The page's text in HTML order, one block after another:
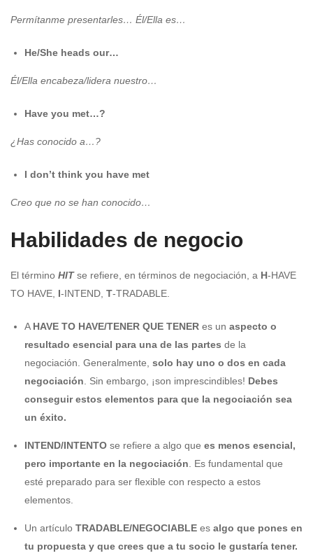
Permítanme presentarles… Él/Ella es…
He/She heads our…
Él/Ella encabeza/lidera nuestro…
Have you met…?
¿Has conocido a…?
I don’t think you have met
Creo que no se han conocido…
Habilidades de negocio
El término HITse refiere, en términos de negociación, a H-HAVE
TO HAVE, I-INTEND, T-TRADABLE.
A HAVE TO HAVE/TENER QUE TENER es un aspecto o
resultado esencial para una de las partes de la
negociación. Generalmente, solo hay uno o dos en cada
negociación . Sin embargo, ¡son imprescindibles! Debes
conseguir estos elementos para que la negociación sea
un éxito.
INTEND/INTENTO se refiere a algo que es menos esencial,
pero importante en la negociación . Es fundamental que
esté preparado para ser flexible con respecto a estos
elementos.
Un artículo TRADABLE/NEGOCIABLE es algo que pones en
tu propuesta y que crees que a tu socio le gustaría tener.